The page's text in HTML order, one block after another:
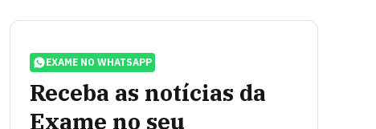
EXAME NO WHATSAPP
Receba as notícias da
Exame no seu